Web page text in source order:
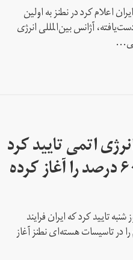
اعلام کرد در نطنز به اولین
۶۰ درصد دست‌یافته، آژانس بین‌المللی انرژی
اتمی تایید کرد
ایران غنی‌سازی ۶۰ درصد را آغاز کرده
تایید کرد که ایران فرایند
را در تاسیسات هسته‌ای نطنز آغاز